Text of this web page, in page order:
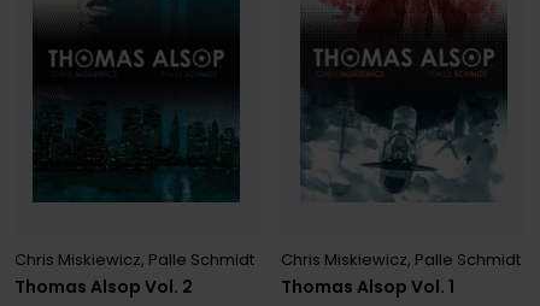
Thomas Alsop Vol. 2
Chris Miskiewicz, Palle Schmidt
Thomas Alsop Vol. 1
Chris Miskiewicz, Palle Schmidt